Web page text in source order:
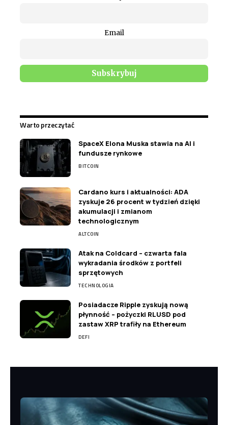
Email
Warto przeczytać
SpaceX Elona Muska stawia na AI i
fundusze rynkowe
BITCOIN
Cardano kurs i aktualności: ADA
zyskuje 26 procent w tydzień dzięki
akumulacji i zmianom
technologicznym
ALTCOIN
Atak na Coldcard – czwarta fala
wykradania środków z portfeli
sprzętowych
TECHNOLOGIA
Posiadacze Ripple zyskują nową
płynność – pożyczki RLUSD pod
zastaw XRP trafiły na Ethereum
DEFI